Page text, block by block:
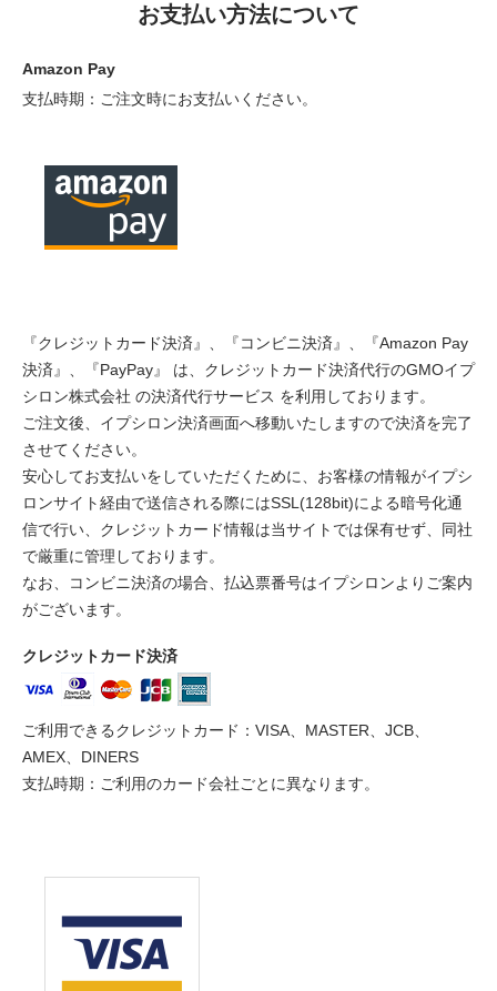
お支払い方法について
Amazon Pay
支払時期：ご注文時にお支払いください。
『クレジットカード決済』、『コンビニ決済』、『Amazon Pay
決済』、『PayPay』 は、クレジットカード決済代行のGMOイプ
シロン株式会社 の決済代行サービス を利用しております。
ご注文後、イプシロン決済画面へ移動いたしますので決済を完了
させてください。
安心してお支払いをしていただくために、お客様の情報がイプシ
ロンサイト経由で送信される際にはSSL(128bit)による暗号化通
信で行い、クレジットカード情報は当サイトでは保有せず、同社
で厳重に管理しております。
なお、コンビニ決済の場合、払込票番号はイプシロンよりご案内
がございます。
クレジットカード決済
ご利用できるクレジットカード：VISA、MASTER、JCB、
AMEX、DINERS
支払時期：ご利用のカード会社ごとに異なります。